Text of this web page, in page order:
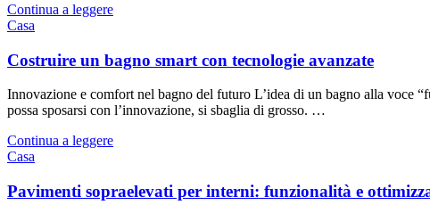
Continua a leggere
Casa
Costruire un bagno smart con tecnologie avanzate
Innovazione e comfort nel bagno del futuro L’idea di un bagno alla voce
possa sposarsi con l’innovazione, si sbaglia di grosso. …
Continua a leggere
Casa
Pavimenti sopraelevati per interni: funzionalità e